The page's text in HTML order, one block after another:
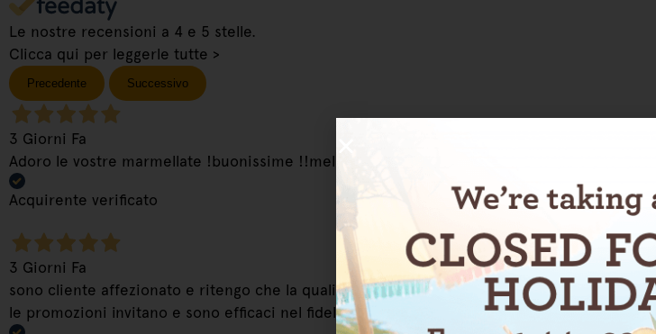
Le nostre recensioni a 4 e 5 stelle.
Clicca qui per leggerle tutte >
Precedente Successivo
3 Giorni Fa
Adoro le vostre marmellate !buonissime !!mela e cannella la mia preferita in assoluto,ma
Acquirente verificato
3 Giorni Fa
sono cliente affezionato e ritengo che la qualità, la percezione del prodotto sia alla base
le promozioni invitano e sono efficaci nel fidelizzare il cliente. continuate così